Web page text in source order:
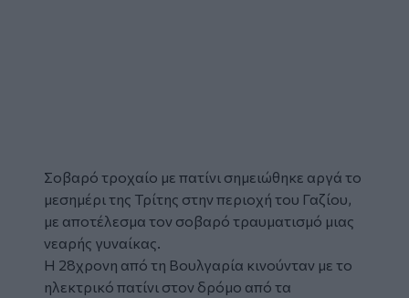
Σοβαρό τροχαίο με πατίνι σημειώθηκε αργά το
μεσημέρι της Τρίτης στην περιοχή του Γαζίου,
με αποτέλεσμα τον σοβαρό τραυματισμό μιας
νεαρής γυναίκας.
Η 28χρονη από τη Βουλγαρία κινούνταν με το
ηλεκτρικό πατίνι στον δρόμο από τα